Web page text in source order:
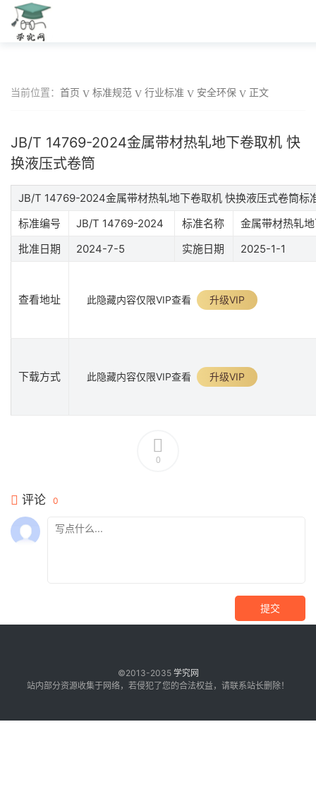
当前位置： 首页 标准规范 行业标准 安全环保 正文
JB/T 14769-2024金属带材热轧地下卷取机 快
换液压式卷筒
JB/T 14769-2024金属带材热轧地下卷取机 快换液压式卷筒标
标准编号
JB/T 14769-2024 标准名称
金属带材热轧
批准日期
2024-7-5 实施日期 2025-1-1
查看地址 此隐藏内容仅限VIP查看 升级VIP
下载方式 此隐藏内容仅限VIP查看 升级VIP
0
评论 0
提交
©2013-2035 学究网
站内部分资源收集于网络，若侵犯了您的合法权益，请联系站长删除！